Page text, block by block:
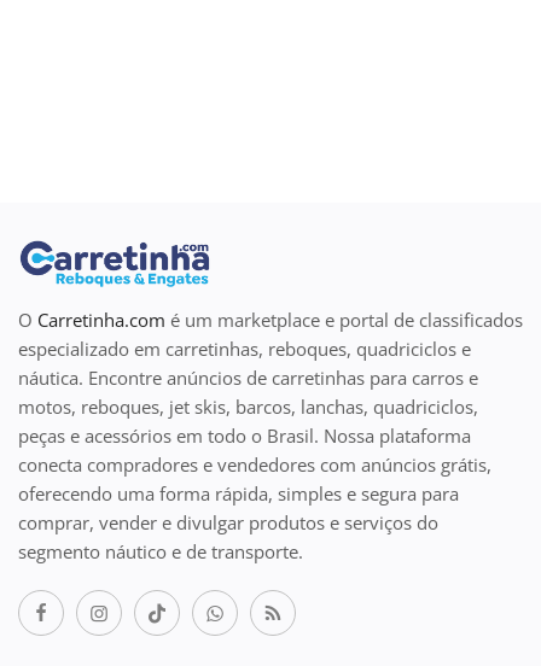
O Carretinha.com é um marketplace e portal de classificados
especializado em carretinhas, reboques, quadriciclos e
náutica. Encontre anúncios de carretinhas para carros e
motos, reboques, jet skis, barcos, lanchas, quadriciclos,
peças e acessórios em todo o Brasil. Nossa plataforma
conecta compradores e vendedores com anúncios grátis,
oferecendo uma forma rápida, simples e segura para
comprar, vender e divulgar produtos e serviços do
segmento náutico e de transporte.